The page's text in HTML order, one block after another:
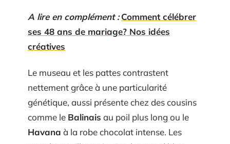
A lire en complément : Comment célébrer
ses 48 ans de mariage? Nos idées
créatives
Le museau et les pattes contrastent
nettement grâce à une particularité
génétique, aussi présente chez des cousins
comme le Balinais au poil plus long ou le
Havana à la robe chocolat intense. Les